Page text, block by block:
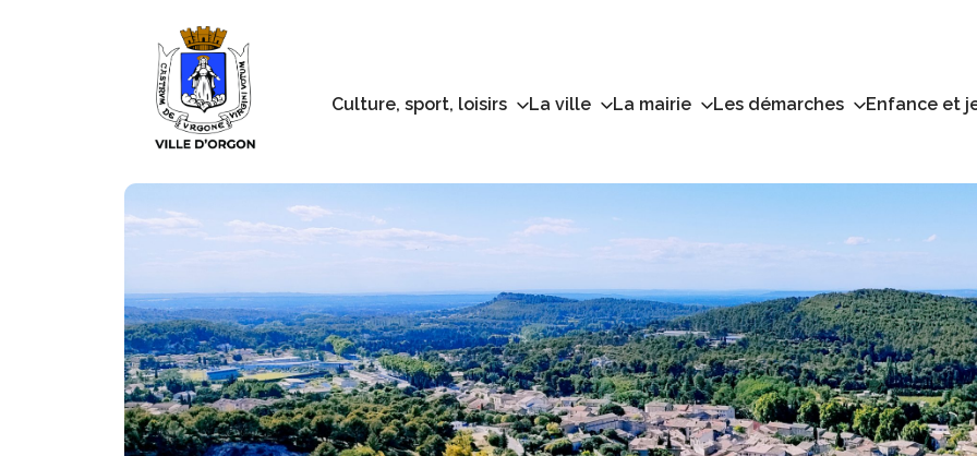
Culture, sport, loisirs La ville La mairie Les démarches Enfance et